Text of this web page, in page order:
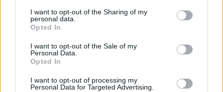
I want to opt-out of the Sharing of my
personal data.
Opted In
I want to opt-out of the Sale of my
Personal Data.
Opted In
I want to opt-out of processing my
Personal Data for Targeted Advertising.